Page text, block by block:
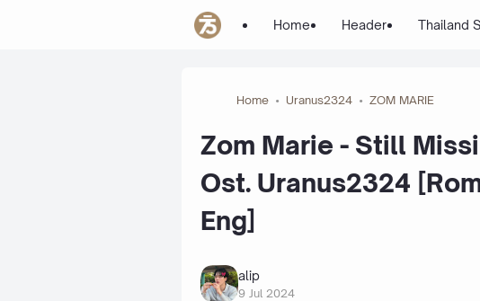
Home Header Thailand
Home Uranus2324 ZOM MARIE
Zom Marie - Still
Ost. Uranus2324
Eng]
alip
9 Jul 2024